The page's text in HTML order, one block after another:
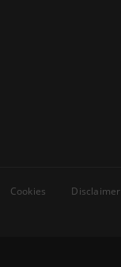
Cookies Disclaimer